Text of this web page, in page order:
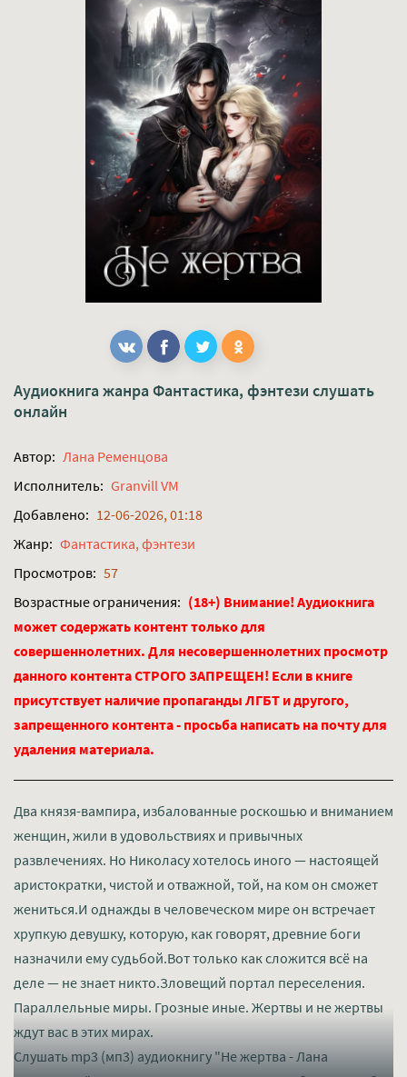
Аудиокнига жанра Фантастика, фэнтези слушать
онлайн
Автор: Лана Ременцова
Исполнитель: Granvill VM
Добавлено: 12-06-2026, 01:18
Жанр: Фантастика, фэнтези
Просмотров: 57
Возрастные ограничения: (18+) Внимание! Аудиокнига
может содержать контент только для
совершеннолетних. Для несовершеннолетних просмотр
данного контента СТРОГО ЗАПРЕЩЕН! Если в книге
присутствует наличие пропаганды ЛГБТ и другого,
запрещенного контента - просьба написать на почту для
удаления материала.
Два князя-вампира, избалованные роскошью и вниманием
женщин, жили в удовольствиях и привычных
развлечениях. Но Николасу хотелось иного — настоящей
аристократки, чистой и отважной, той, на ком он сможет
жениться.И однажды в человеческом мире он встречает
хрупкую девушку, которую, как говорят, древние боги
назначили ему судьбой.Вот только как сложится всё на
деле — не знает никто.Зловещий портал переселения.
Параллельные миры. Грозные иные. Жертвы и не жертвы
ждут вас в этих мирах.
Слушать mp3 (мп3) аудиокнигу "Не жертва - Лана